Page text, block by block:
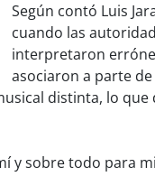
Según contó Luis
cuando las
interpretaron
asociaron a parte
distinta, lo que
y sobre todo para